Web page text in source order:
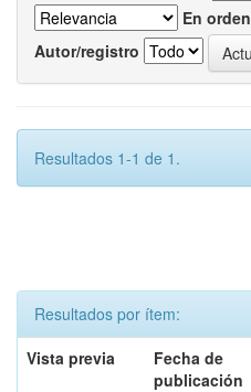
En orden
Autor/registro
Resultados 1-1 de 1.
Resultados por ítem:
Vista previa
Fecha de
publicación